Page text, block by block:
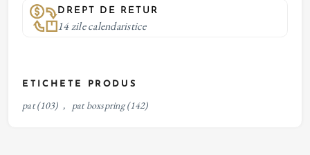
DREPT DE RETUR
14 zile calendaristice
ETICHETE PRODUS
pat (103) , pat boxspring (142)